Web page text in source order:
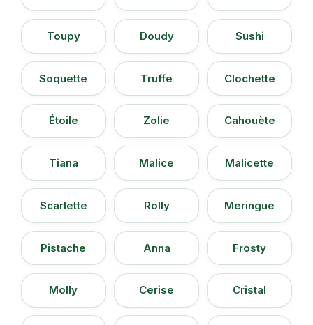
Toupy Doudy Sushi
Soquette Truffe Clochette
Étoile Zolie Cahouète
Tiana Malice Malicette
Scarlette Rolly Meringue
Pistache Anna Frosty
Molly Cerise Cristal